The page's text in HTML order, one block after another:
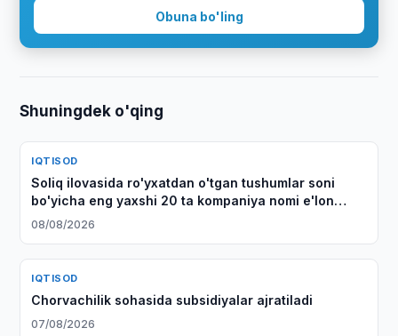
Obuna bo'ling
Shuningdek o'qing
IQTISOD
Soliq ilovasida ro'yxatdan o'tgan tushumlar soni
bo'yicha eng yaxshi 20 ta kompaniya nomi e'lon
qilindi
08/08/2026
IQTISOD
Chorvachilik sohasida subsidiyalar ajratiladi
07/08/2026